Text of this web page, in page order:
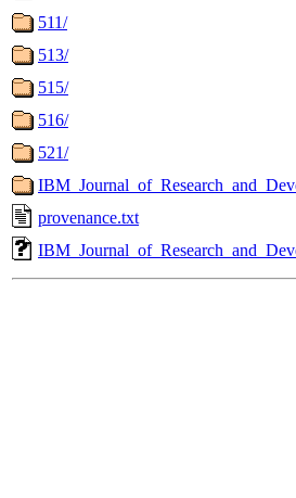
511/
513/
515/
516/
521/
provenance.txt